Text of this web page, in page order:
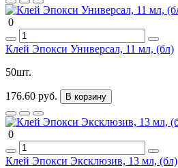
0
Клей Эпокси Универсал, 11 мл, (бл)
50шт.
176.60 руб. В корзину
0
Клей Эпокси Эксклюзив, 13 мл, (бл)